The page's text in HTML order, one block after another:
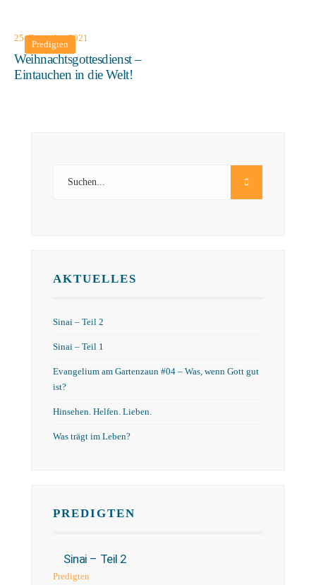
Predigten
25. Dezember 2021
Weihnachtsgottesdienst –
Eintauchen in die Welt!
AKTUELLES
Sinai – Teil 2
Sinai – Teil 1
Evangelium am Gartenzaun #04 – Was, wenn Gott gut
ist?
Hinsehen. Helfen. Lieben.
Was trägt im Leben?
PREDIGTEN
Sinai – Teil 2
Predigten